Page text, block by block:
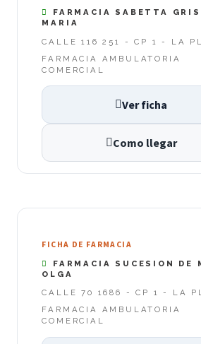
FARMACIA SABETTA
MARIA
CALLE 116 251 - CP 1 - LA
FARMACIA AMBULATORIA
COMERCIAL
Ver ficha
Como llegar
FICHA DE FARMACIA
FARMACIA SUCESION DE
OLGA
CALLE 70 1686 - CP 1 - LA
FARMACIA AMBULATORIA
COMERCIAL